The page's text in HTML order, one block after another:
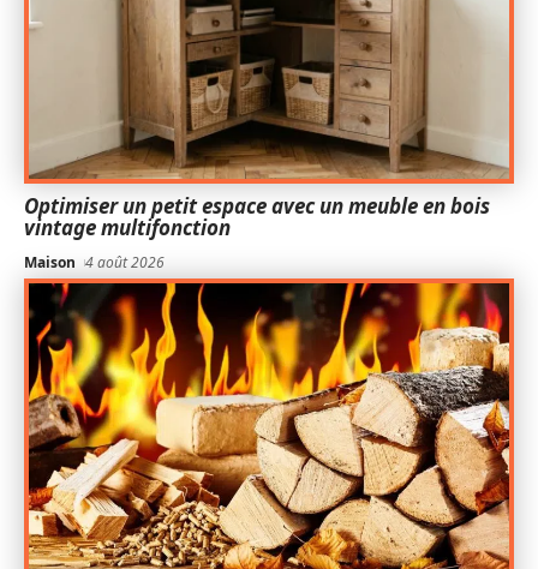
Optimiser un petit espace avec un meuble en bois
vintage multifonction
Maison 4 août 2026